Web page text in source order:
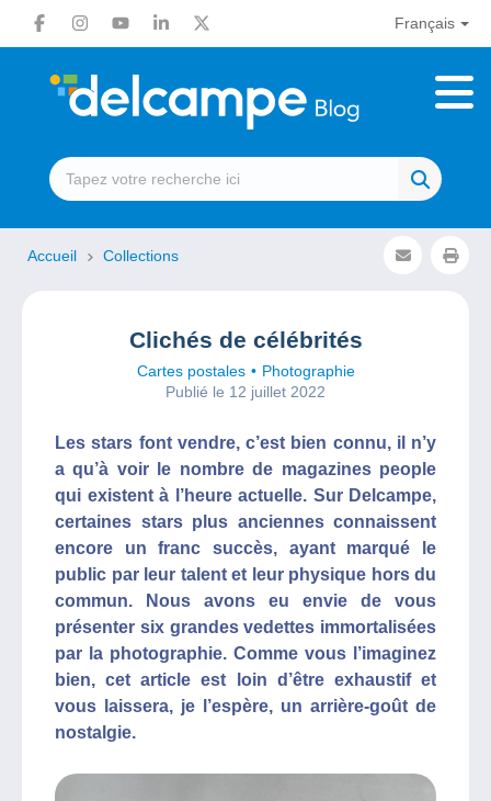
Français
Accueil Collections
Clichés de célébrités
Cartes postales
Photographie
Publié le 12 juillet 2022
Les stars font vendre, c’est bien connu, il n’y
a qu’à voir le nombre de magazines people
qui existent à l’heure actuelle. Sur Delcampe,
certaines stars plus anciennes connaissent
encore un franc succès, ayant marqué le
public par leur talent et leur physique hors du
commun. Nous avons eu envie de vous
présenter six grandes vedettes immortalisées
par la photographie. Comme vous l’imaginez
bien, cet article est loin d’être exhaustif et
vous laissera, je l’espère, un arrière-goût de
nostalgie.